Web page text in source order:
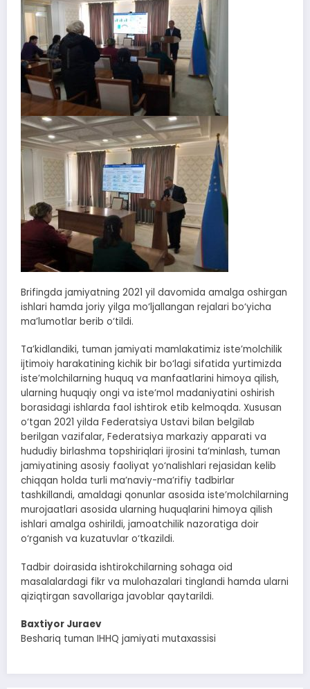
Brifingda jamiyatning 2021 yil davomida amalga oshirgan
ishlari hamda joriy yilga mo‘ljallangan rejalari bo‘yicha
ma’lumotlar berib o‘tildi.
Ta’kidlandiki, tuman jamiyati mamlakatimiz iste’molchilik
ijtimoiy harakatining kichik bir bo‘lagi sifatida yurtimizda
iste’molchilarning huquq va manfaatlarini himoya qilish,
ularning huquqiy ongi va iste’mol madaniyatini oshirish
borasidagi ishlarda faol ishtirok etib kelmoqda. Xususan
o‘tgan 2021 yilda Federatsiya Ustavi bilan belgilab
berilgan vazifalar, Federatsiya markaziy apparati va
hududiy birlashma topshiriqlari ijrosini ta’minlash, tuman
jamiyatining asosiy faoliyat yo‘nalishlari rejasidan kelib
chiqqan holda turli ma’naviy-ma’rifiy tadbirlar
tashkillandi, amaldagi qonunlar asosida iste’molchilarning
murojaatlari asosida ularning huquqlarini himoya qilish
ishlari amalga oshirildi, jamoatchilik nazoratiga doir
o‘rganish va kuzatuvlar o‘tkazildi.
Tadbir doirasida ishtirokchilarning sohaga oid
masalalardagi fikr va mulohazalari tinglandi hamda ularni
qiziqtirgan savollariga javoblar qaytarildi.
Baxtiyor Juraev
Beshariq tuman IHHQ jamiyati mutaxassisi